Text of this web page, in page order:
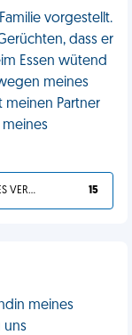
vorgestellt.
dass er
Essen wütend
meines
meinen Partner
DU HAST ES VERDIENT 15
meines
uns